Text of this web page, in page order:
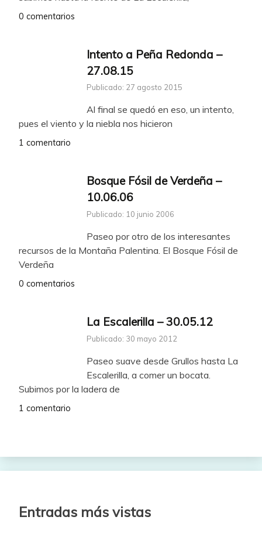
0 comentarios
Intento a Peña Redonda –
27.08.15
Publicado: 27 agosto 2015
Al final se quedó en eso, un intento,
pues el viento y la niebla nos hicieron
1 comentario
Bosque Fósil de Verdeña –
10.06.06
Publicado: 10 junio 2006
Paseo por otro de los interesantes
recursos de la Montaña Palentina. El Bosque Fósil de
Verdeña
0 comentarios
La Escalerilla – 30.05.12
Publicado: 30 mayo 2012
Paseo suave desde Grullos hasta La
Escalerilla, a comer un bocata.
Subimos por la ladera de
1 comentario
Entradas más vistas